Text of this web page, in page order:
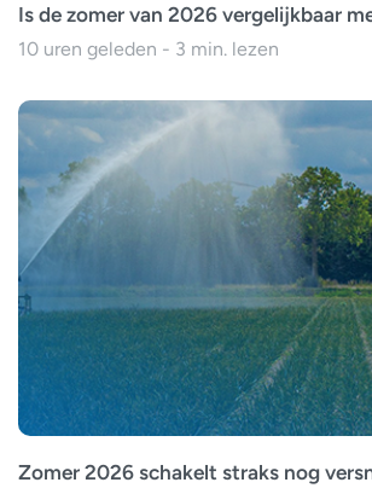
Is de zomer van 2026 vergelijkbaar
10 uren geleden - 3 min. lezen
Zomer 2026 schakelt straks nog